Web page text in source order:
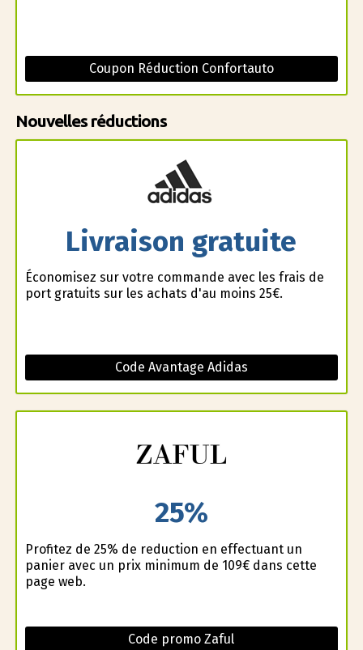
Coupon Réduction Confortauto
Nouvelles réductions
Livraison gratuite
Économisez sur votre commande avec les frais de
port gratuits sur les achats d'au moins 25€.
Code Avantage Adidas
25%
Profitez de 25% de reduction en effectuant un
panier avec un prix minimum de 109€ dans cette
page web.
Code promo Zaful